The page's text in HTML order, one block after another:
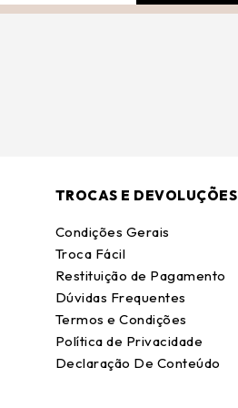
TROCAS E DEVOLUÇÕES
Condições Gerais
Troca Fácil
Restituição de Pagamento
Dúvidas Frequentes
Termos e Condições
Política de Privacidade
Declaração De Conteúdo